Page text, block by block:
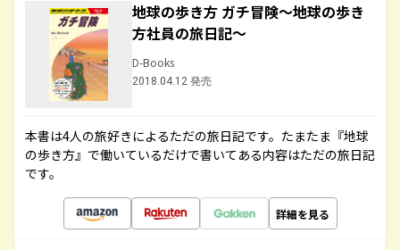
地球の歩き方 ガチ冒険～地球の歩き
方社員の旅日記～
D-Books
2018.04.12 発売
本書は4人の旅好きによるただの旅日記です。たまたま『地球
の歩き方』で働いているだけで書いてある内容はただの旅日記
です。
詳細を見る